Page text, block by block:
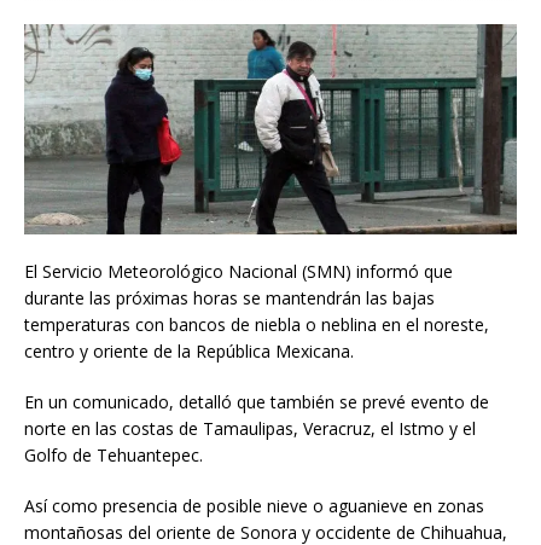
El Servicio Meteorológico Nacional (SMN) informó que
durante las próximas horas se mantendrán las bajas
temperaturas con bancos de niebla o neblina en el noreste,
centro y oriente de la República Mexicana.
En un comunicado, detalló que también se prevé evento de
norte en las costas de Tamaulipas, Veracruz, el Istmo y el
Golfo de Tehuantepec.
Así como presencia de posible nieve o aguanieve en zonas
montañosas del oriente de Sonora y occidente de Chihuahua,